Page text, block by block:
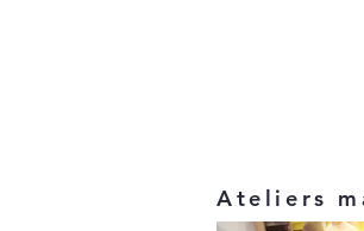
Ateliers